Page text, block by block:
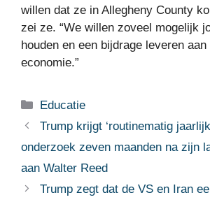
willen dat ze in Allegheny County
zei ze. “We willen zoveel mogelijk
houden en een bijdrage leveren aan
economie.”
Categorieën
Educatie
Trump krijgt ‘routinematig
onderzoek zeven maanden na zijn
aan Walter Reed
Trump zegt dat de VS en Iran